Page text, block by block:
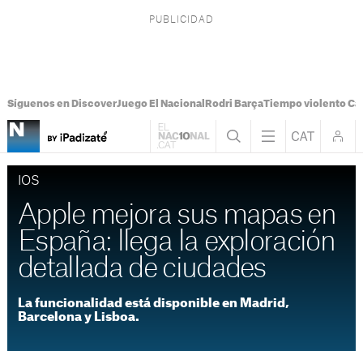
Síguenos en DiscoverJuego El Nacional Rodri BarçaTiempo violento
IOS
Apple mejora sus mapas en
España: llega la exploración
detallada de ciudades
La funcionalidad está disponible en Madrid,
Barcelona y Lisboa.